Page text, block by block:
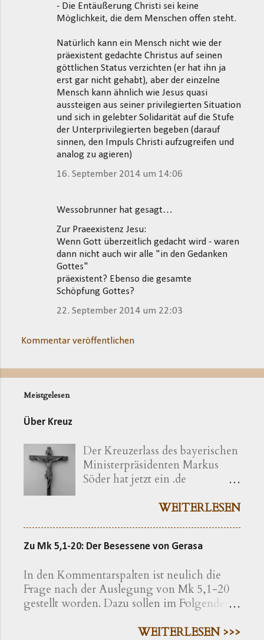
- Die Entäußerung Christi sei keine
Möglichkeit, die dem Menschen offen steht.
Natürlich kann ein Mensch nicht wie der
präexistent gedachte Christus auf seinen
göttlichen Status verzichten (er hat ihn ja
erst gar nicht gehabt), aber der einzelne
Mensch kann ähnlich wie Jesus quasi
aussteigen aus seiner privilegierten Situation
und sich in gelebter Solidarität auf die Stufe
der Unterprivilegierten begeben (darauf
sinnen, den Impuls Christi aufzugreifen und
analog zu agieren)
16. September 2014 um 14:06
Wessobrunner hat gesagt…
Zur Praeexistenz Jesu:
Wenn Gott überzeitlich gedacht wird - waren
dann nicht auch wir alle "in den Gedanken
Gottes"
präexistent? Ebenso die gesamte
Schöpfung Gottes?
22. September 2014 um 22:03
Kommentar veröffentlichen
Meistgelesen
Über Kreuz
Der Kreuzerlass des bayerischen
Ministerpräsidenten Markus
Söder hat jetzt ein .de
Der Vorgang gibt sich im
erkennen. Die »Ökumenische
evangelischer Professoren und
Hochschullehrer der Theologie
zum bayerischen Kreuzerlass am
präzisiert als eine Erklärung von
WEITERLESEN
Zu Mk 5,1-20: Der Besessene von Gerasa
In den Kommentarspalten ist neulich die
Frage nach der Auslegung von Mk 5,1-20
gestellt worden. Dazu sollen im Folgenden
werden. Der Text findet sich in der
WEITERLESEN >>>